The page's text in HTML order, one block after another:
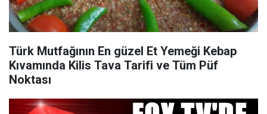
Türk Mutfağının En güzel Et Yemeği Kebap
Kıvamında Kilis Tava Tarifi ve Tüm Püf
Noktası